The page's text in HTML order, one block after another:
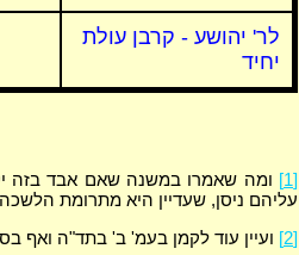
לר' יהושע - קרבן עולת
יחיד
[1]
ומה שאמרו במשנה שאם אבד בזה
עליהם ניסן, שעדיין היא מתרומת
[2]
ועיין עוד לקמן בעמ' ב' בתד"ה ואף